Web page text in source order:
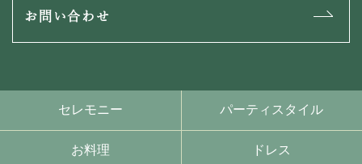
お問い合わせ
セレモニー パーティスタイル
お料理 ドレス